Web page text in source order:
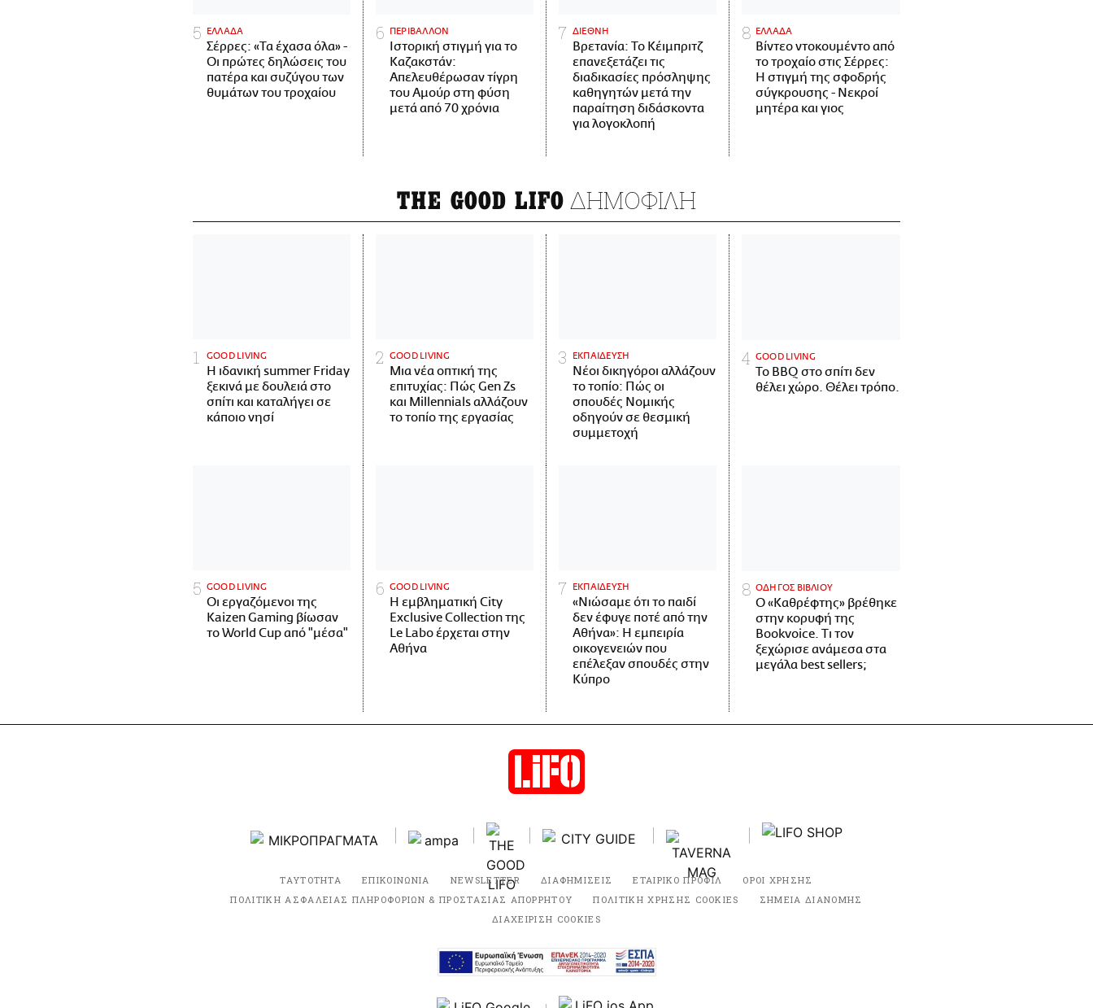
ΕΛΛΑΔΑ
Σέρρες: «Τα έχασα όλα» -
Οι πρώτες δηλώσεις του
πατέρα και συζύγου των
θυμάτων του τροχαίου
ΠΕΡΙΒΑΛΛΟΝ
Ιστορική στιγμή για το
Καζακστάν:
Απελευθέρωσαν τίγρη
του Αμούρ στη φύση
μετά από 70 χρόνια
ΔΙΕΘΝΗ
Βρετανία: Το Κέιμπριτζ
επανεξετάζει τις
διαδικασίες πρόσληψης
καθηγητών μετά την
παραίτηση διδάσκοντα
για λογοκλοπή
ΕΛΛΑΔΑ
Βίντεο ντοκουμέντο από
το τροχαίο στις Σέρρες:
Η στιγμή της σφοδρής
σύγκρουσης - Νεκροί
μητέρα και γιος
THE GOOD LIFO ΔΗΜΟΦΙΛΗ
GOOD LIVING
Η ιδανική summer Friday
ξεκινά με δουλειά στο
σπίτι και καταλήγει σε
κάποιο νησί
GOOD LIVING
Μια νέα οπτική της
επιτυχίας: Πώς Gen Zs
και Millennials αλλάζουν
το τοπίο της εργασίας
ΕΚΠΑΙΔΕΥΣΗ
Νέοι δικηγόροι αλλάζουν
το τοπίο: Πώς οι
σπουδές Νομικής
οδηγούν σε θεσμική
συμμετοχή
GOOD LIVING
Το BBQ στο σπίτι δεν
θέλει χώρο. Θέλει τρόπο.
GOOD LIVING
Οι εργαζόμενοι της
Kaizen Gaming βίωσαν
το World Cup από "μέσα"
GOOD LIVING
Η εμβληματική City
Exclusive Collection της
Le Labo έρχεται στην
Αθήνα
ΕΚΠΑΙΔΕΥΣΗ
«Νιώσαμε ότι το παιδί
δεν έφυγε ποτέ από την
Αθήνα»: Η εμπειρία
οικογενειών που
επέλεξαν σπουδές στην
Κύπρο
ΟΔΗΓΟΣ ΒΙΒΛΙΟΥ
Ο «Καθρέφτης» βρέθηκε
στην κορυφή της
Bookvoice. Τι τον
ξεχώρισε ανάμεσα στα
μεγάλα best sellers;
ΤΑΥΤΟΤΗΤΑ ΕΠΙΚΟΙΝΩΝΙΑ NEWSLETTER ΔΙΑΦΗΜΙΣΕΙΣ ΕΤΑΙΡΙΚΟ ΠΡΟΦΙΛ
ΟΡΟΙ ΧΡΗΣΗΣ
ΠΟΛΙΤΙΚΗ ΑΣΦΑΛΕΙΑΣ ΠΛΗΡΟΦΟΡΙΩΝ & ΠΡΟΣΤΑΣΙΑΣ ΑΠΟΡΡΗΤΟΥ
ΠΟΛΙΤΙΚΗ ΧΡΗΣΗΣ COOKIES
ΣΗΜΕΙΑ ΔΙΑΝΟΜΗΣ
ΔΙΑΧΕΙΡΙΣΗ COOKIES